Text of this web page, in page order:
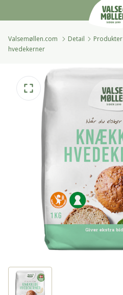
Valsemøllen.com Detail Produkter
hvedekerner